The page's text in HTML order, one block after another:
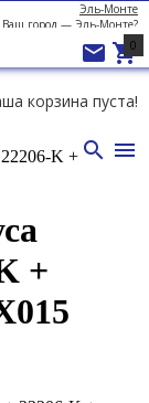
Эль-Монте
Ваш город — Эль-Монте?
 
0
корзина пуста!
 
K +
+